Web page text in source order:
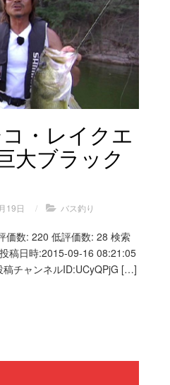
・レイクエ
大ブラック
19日 / バス釣り
価数: 220 低評価数: 28 検索
稿日時:2015-09-16 08:21:05
稿チャンネルID:UCyQPjG […]